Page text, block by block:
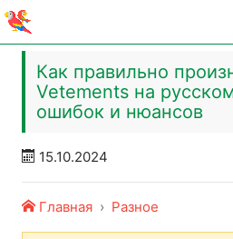
Как правильно
Vetements на
ошибок и нюансов
15.10.2024
Главная Разное